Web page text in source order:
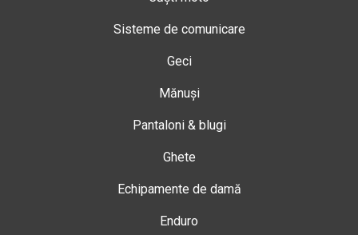
Sisteme de comunicare
Geci
Mănuși
Pantaloni & blugi
Ghete
Echipamente de damă
Enduro